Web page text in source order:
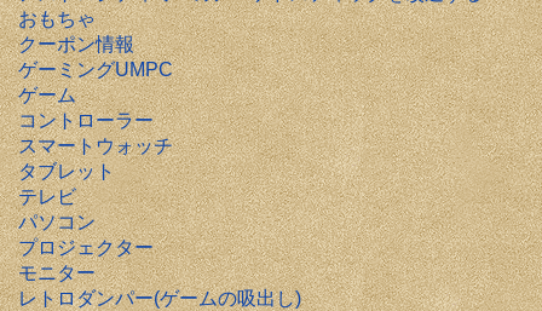
おもちゃ
クーポン情報
ゲーミングUMPC
ゲーム
コントローラー
スマートウォッチ
タブレット
テレビ
パソコン
プロジェクター
モニター
レトロダンパー(ゲームの吸出し)